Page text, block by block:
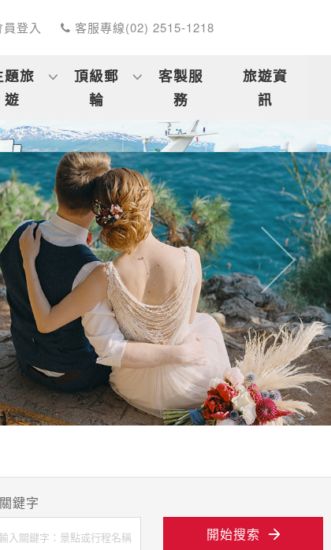
員登入 客服專線(02) 2515-1218
題旅
遊
頂級郵
輪
客製服
務
旅遊資
訊
往後
關鍵字
開始搜索